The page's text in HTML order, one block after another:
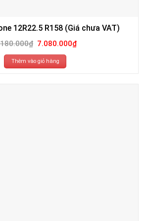
12R22.5 R158 (Giá chưa VAT)
₫ Giá
gốc
là:
7.180.000₫.
7.080.000₫Giá
hiện
Thêm vào giỏ hàng